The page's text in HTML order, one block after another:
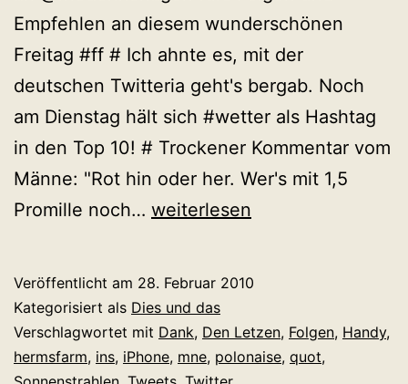
Empfehlen an diesem wunderschönen
Freitag #ff # Ich ahnte es, mit der
deutschen Twitteria geht's bergab. Noch
am Dienstag hält sich #wetter als Hashtag
in den Top 10! # Trockener Kommentar vom
Männe: "Rot hin oder her. Wer's mit 1,5
Promille noch… Twitter
8
weiterlesen
Veröffentlicht am 28. Februar 2010
Kategorisiert als Dies und das
Verschlagwortet mit Dank, Den Letzen, Folgen, Handy,
hermsfarm, ins, iPhone, mne, polonaise, quot,